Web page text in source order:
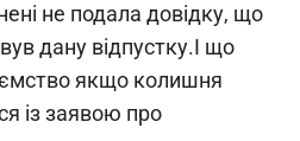
не подала довідку, що
дану відпустку.І що
якщо колишня
із заявою про